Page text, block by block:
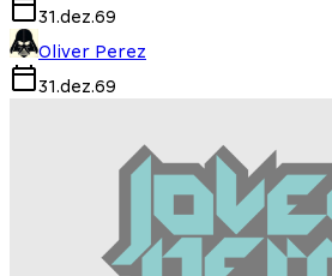
31.dez.69
Oliver Perez
31.dez.69